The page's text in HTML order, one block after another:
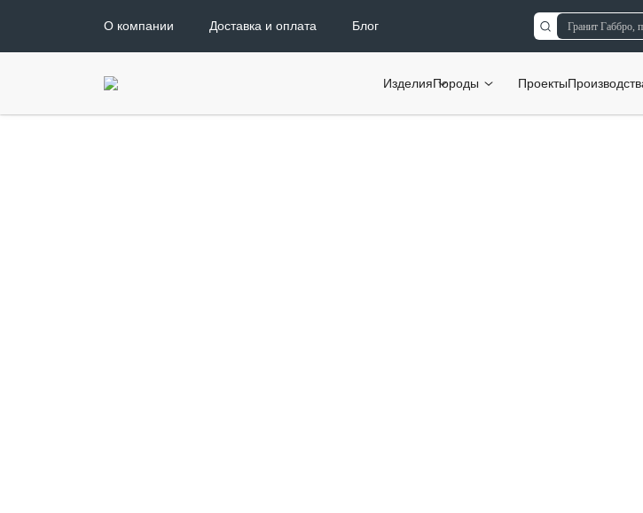
О компании Доставка и оплата Блог
ИзделияПороды Проекты